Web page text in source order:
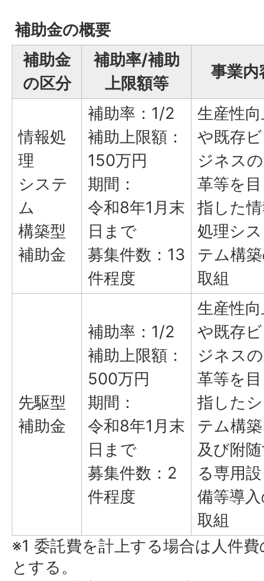
補助金の概要
補助金
の区分
補助率/補助
上限額等
事業内
情報処
理
システ
ム
構築型
補助金
補助率：1/2
補助上限額：
150万円
期間：
令和8年1月末
日まで
募集件数：13
件程度
生産性
や既存ビ
ジネス
革等を目
指した
処理シス
テム構
取組
先駆型
補助金
補助率：1/2
補助上限額：
500万円
期間：
令和8年1月末
日まで
募集件数：2
件程度
生産性
や既存ビ
ジネス
革等を目
指した
テム構築
及び附
る専用設
備等導
取組
※1 委託費を計上する場合は人件
とする。